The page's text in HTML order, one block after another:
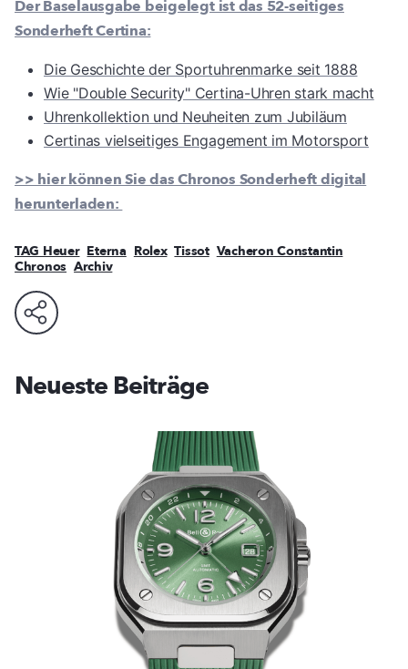
Der Baselausgabe beigelegt ist das 52-seitiges
Sonderheft Certina:
Die Geschichte der Sportuhrenmarke seit 1888
Wie "Double Security" Certina-Uhren stark macht
Uhrenkollektion und Neuheiten zum Jubiläum
Certinas vielseitiges Engagement im Motorsport
>> hier können Sie das Chronos Sonderheft digital
herunterladen:
TAG Heuer Eterna Rolex Tissot Vacheron Constantin
Chronos Archiv
Neueste Beiträge